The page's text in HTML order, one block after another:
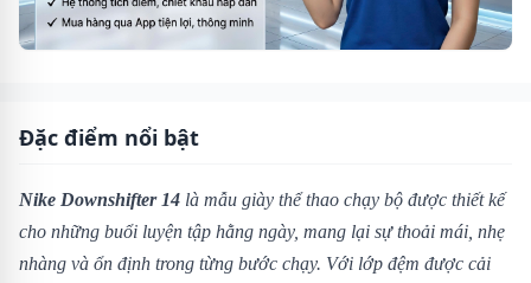
Đặc điểm nổi bật
Nike Downshifter 14 là mẫu giày thể thao chạy bộ được thiết kế
cho những buổi luyện tập hằng ngày, mang lại sự thoải mái, nhẹ
nhàng và ổn định trong từng bước chạy. Với lớp đệm được cải